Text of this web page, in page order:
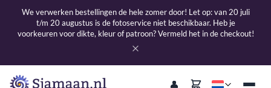
We verwerken bestellingen de hele zomer door! Let op: van 20 juli
t/m 20 augustus is de fotoservice niet beschikbaar. Heb je
voorkeuren voor dikte, kleur of patroon? Vermeld het in de checkout!